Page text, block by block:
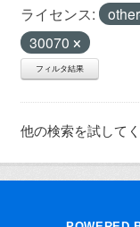
ライセンス:
30070
フィルタ結果
他の検索を試してく